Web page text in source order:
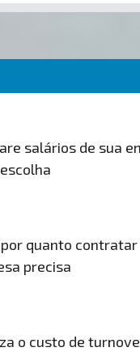
salários de sua
por quanto
precisa
o custo de